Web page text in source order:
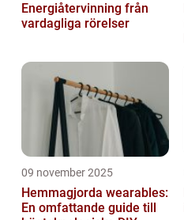
Energiåtervinning från
vardagliga rörelser
09 november 2025
Hemmagjorda wearables:
En omfattande guide till